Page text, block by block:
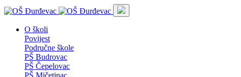
O školi
Povijest
Područne škole
PŠ Budrovac
PŠ Čepelovac
PŠ Mičetinac